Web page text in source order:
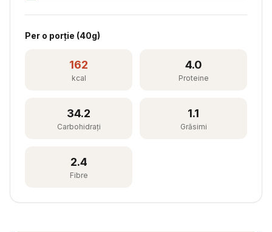
Per o porție (40g)
162
kcal
4.0
Proteine
34.2
Carbohidrați
1.1
Grăsimi
2.4
Fibre